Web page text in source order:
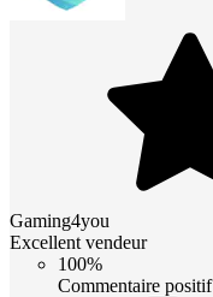
Gaming4you
Excellent vendeur
100%
Commentaire positif